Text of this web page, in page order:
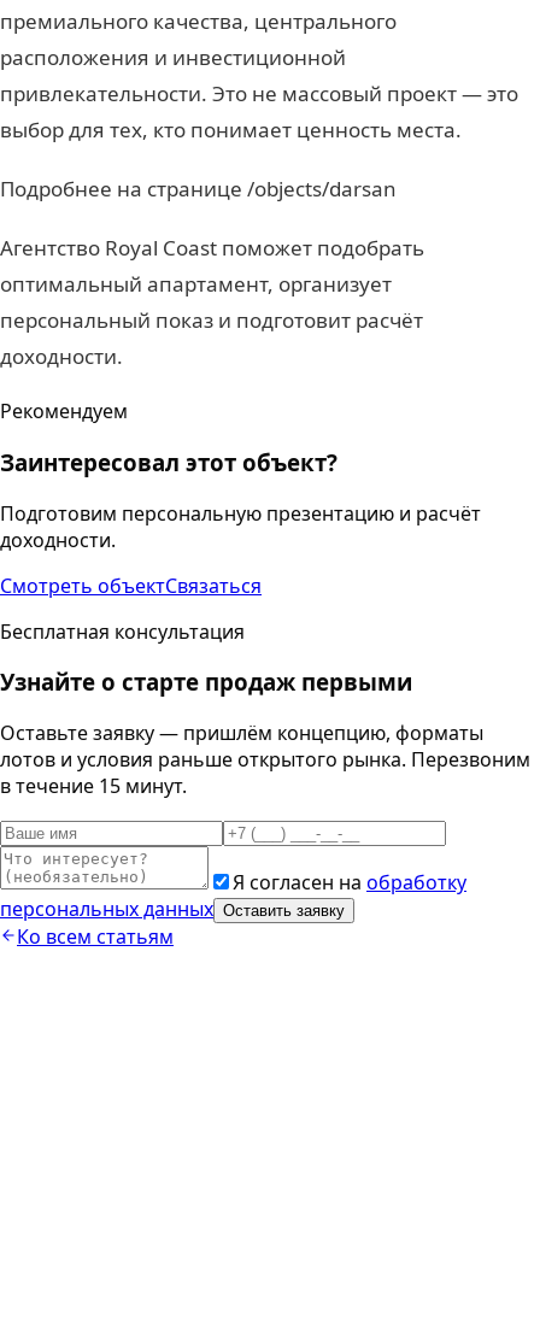
премиального качества, центрального
расположения и инвестиционной
привлекательности. Это не массовый проект — это
выбор для тех, кто понимает ценность места.
Подробнее на странице /objects/darsan
Агентство Royal Coast поможет подобрать
оптимальный апартамент, организует
персональный показ и подготовит расчёт
доходности.
Рекомендуем
Заинтересовал этот объект?
Подготовим персональную презентацию и расчёт
доходности.
Смотреть объектСвязаться
Бесплатная консультация
Узнайте о старте продаж первыми
Оставьте заявку — пришлём концепцию, форматы
лотов и условия раньше открытого рынка. Перезвоним
в течение 15 минут.
Я согласен на обработку
персональных данных Оставить заявку
Ко всем статьям